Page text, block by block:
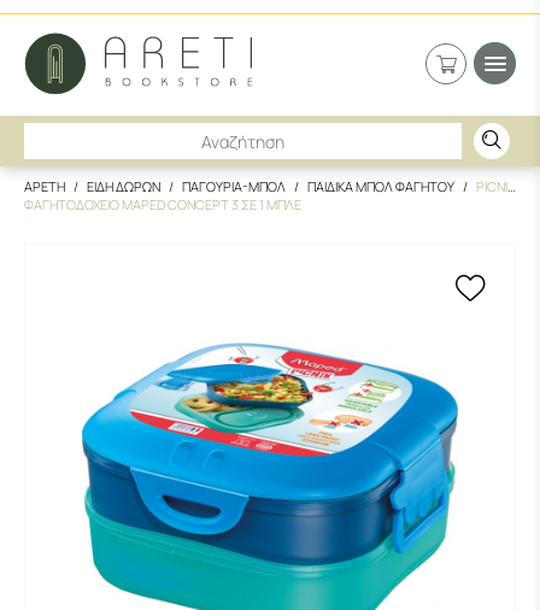
ΑΡΕΤΗ ΕΙΔΗ ΔΩΡΩΝ ΠΑΓΟΥΡΙΑ-ΜΠΟΛ ΠΑΙΔΙΚΑ ΜΠΟΛ ΦΑΓΗΤΟΥ
PICNIK
ΦΑΓΗΤΟΔΟΧΕΙΟ MAPED CONCEPT 3 ΣΕ 1 ΜΠΛΕ